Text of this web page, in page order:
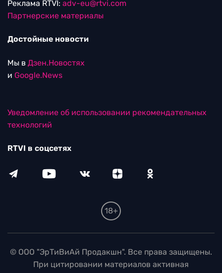
Реклама RTVI: adv-eu@rtvi.com
Партнерские материалы
Достойные новости
Мы в Дзен.Новостях
и Google.News
Уведомление об использовании рекомендательных
технологий
RTVI в соцсетях
18+
© ООО "ЭрТиВиАй Продакшн". Все права защищены.
При цитировании материалов активная